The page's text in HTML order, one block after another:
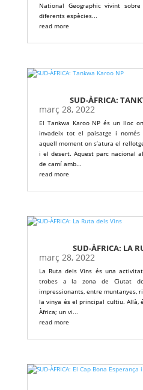
National Geographic vivint
diferents espècies...
read more
SUD-ÀFRICA:
març 28, 2022
El Tankwa Karoo NP és un lloc
invadeix tot el paisatge i
aquell moment on s’atura el
i el desert. Aquest parc nacional
de camí amb...
read more
SUD-ÀFRICA: LA
març 28, 2022
La Ruta dels Vins és una
trobes a la zona de Ciutat
impressionants, entre muntanyes,
la vinya és el principal cultiu. Allà,
Àfrica; un vi...
read more